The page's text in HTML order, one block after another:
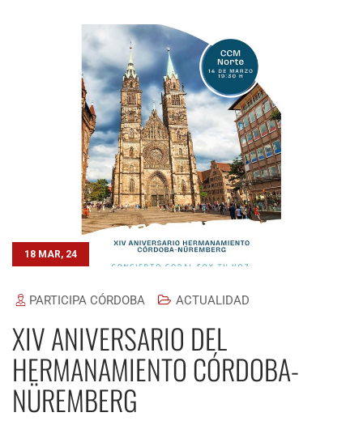
18 MAR, 24
PARTICIPA CÓRDOBA ACTUALIDAD
XIV ANIVERSARIO DEL
HERMANAMIENTO CÓRDOBA-
NÜREMBERG